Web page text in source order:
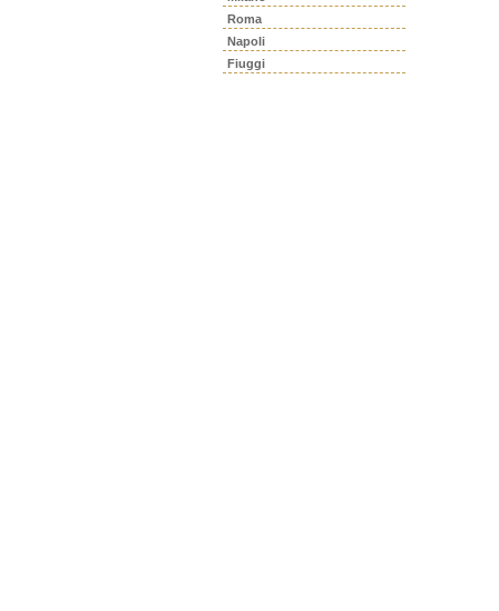
Roma
Napoli
Fiuggi